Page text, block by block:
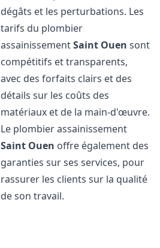
dégâts et les perturbations. Les
tarifs du plombier
assainissementSaint Ouen sont
compétitifs et transparents,
avec des forfaits clairs et des
détails sur les coûts des
matériaux et de la main-d'œuvre.
Le plombier assainissement
Saint Ouen offre également des
garanties sur ses services, pour
rassurer les clients sur la qualité
de son travail.